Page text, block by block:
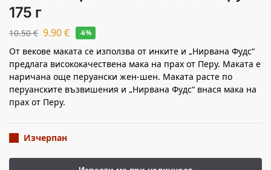
175 г
10.50€ 9.90€ -6%
От векове маката се използва от инките и „Нирвана Фудс“
предлага висококачествена мака на прах от Перу. Маката е
наричана още перуански жен-шен. Маката расте по
перуанските възвишения и „Нирвана Фудс“ внася мака на
прах от Перу.
Изчерпан